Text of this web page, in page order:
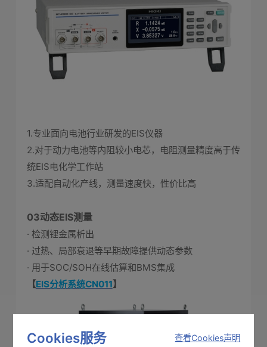
1.专业面向电池行业研发的EIS仪器
2.对于动力电池等内阻较小电芯，电阻测量精度高于传
统EIS电化学工作站
3.适配自动化产线，测量速度快，性价比高
03动态EIS测量
· 检测锂金属析出
· 过热、局部衰退等早期故障提供动态参数
· 用于SOC/SOH在线估算和BMS集成
【EIS分析系统CN011】
Cookies服务 查看Cookies声明